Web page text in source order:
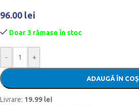
96.00 lei
Doar 3 rămase în stoc
- +
ADAUGĂ ÎN COȘ
Livrare: 19.99 lei